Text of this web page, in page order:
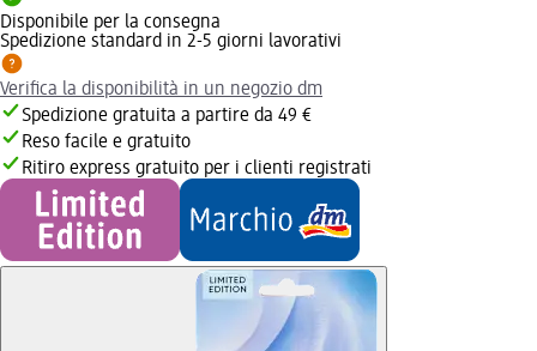
Disponibile per la consegna
Spedizione standard in 2-5 giorni lavorativi
Verifica la disponibilità in un negozio dm
Spedizione gratuita a partire da 49 €
Reso facile e gratuito
Ritiro express gratuito per i clienti registrati